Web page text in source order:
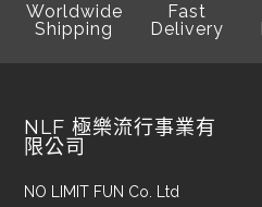
Worldwide
Shipping
Fast
Delivery
NLF 極樂流行事業有
限公司
NO LIMIT FUN Co. Ltd